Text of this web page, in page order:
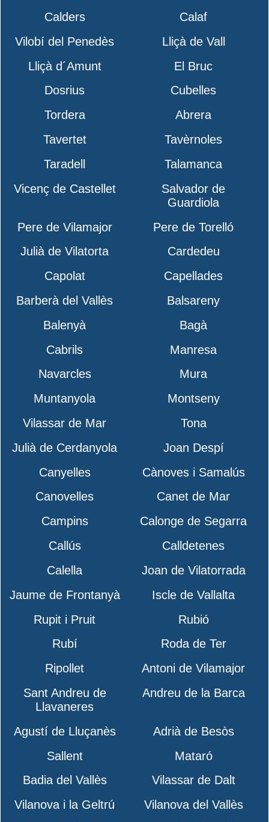
Calders
Calaf
Vilobí del Penedès
Lliçà de Vall
Lliçà d´Amunt
El Bruc
Dosrius
Cubelles
Tordera
Abrera
Tavertet
Tavèrnoles
Taradell
Talamanca
Vicenç de Castellet
Salvador de
Guardiola
Pere de Vilamajor
Pere de Torelló
Julià de Vilatorta
Cardedeu
Capolat
Capellades
Barberà del Vallès
Balsareny
Balenyà
Bagà
Cabrils
Manresa
Navarcles
Mura
Muntanyola
Montseny
Vilassar de Mar
Tona
Julià de Cerdanyola
Joan Despí
Canyelles
Cànoves i Samalús
Canovelles
Canet de Mar
Campins
Calonge de Segarra
Callús
Calldetenes
Calella
Joan de Vilatorrada
Jaume de Frontanyà
Iscle de Vallalta
Rupit i Pruit
Rubió
Rubí
Roda de Ter
Ripollet
Antoni de Vilamajor
Sant Andreu de
Llavaneres
Andreu de la Barca
Agustí de Lluçanès
Adrià de Besòs
Sallent
Mataró
Badia del Vallès
Vilassar de Dalt
Vilanova i la Geltrú
Vilanova del Vallès